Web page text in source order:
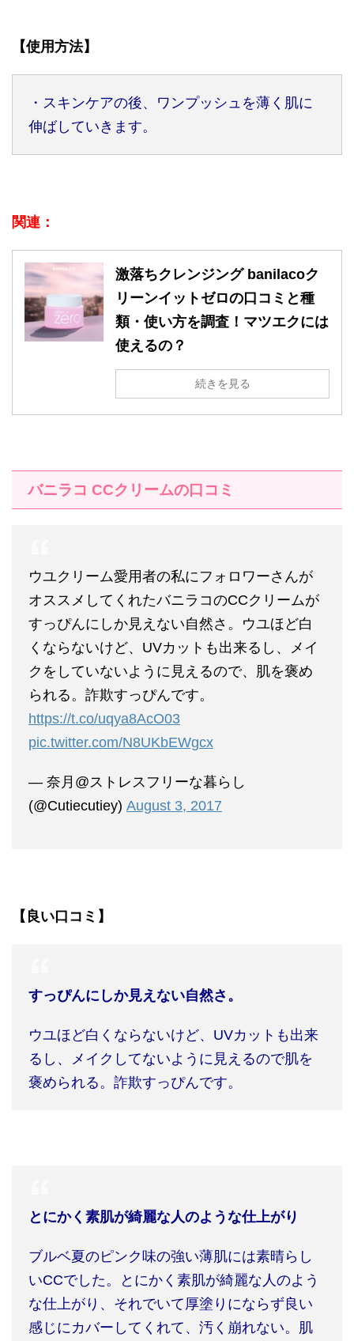
【使用方法】
・スキンケアの後、ワンプッシュを薄く肌に
伸ばしていきます。
関連：
激落ちクレンジング banilacoク
リーンイットゼロの口コミと種
類・使い方を調査！マツエクには
使えるの？
続きを見る
バニラコ CCクリームの口コミ
ウユクリーム愛用者の私にフォロワーさんが
オススメしてくれたバニラコのCCクリームが
すっぴんにしか見えない自然さ。ウユほど白
くならないけど、UVカットも出来るし、メイ
クをしていないように見えるので、肌を褒め
られる。詐欺すっぴんです。
https://t.co/uqya8AcO03
pic.twitter.com/N8UKbEWgcx
— 奈月@ストレスフリーな暮らし
(@Cutiecutiey) August 3, 2017
【良い口コミ】
すっぴんにしか見えない自然さ。
ウユほど白くならないけど、 UVカットも出来
るし、メイクしてないように見えるので肌を
褒められる。詐欺すっぴんです。
とにかく素肌が綺麗な人のような仕上がり
ブルベ夏のピンク味の強い薄肌には素晴らし
いCCでした。とにかく素肌が綺麗な人のよう
な仕上がり、それでいて厚塗りにならず良い
感じにカバーしてくれて、汚く崩れない。肌